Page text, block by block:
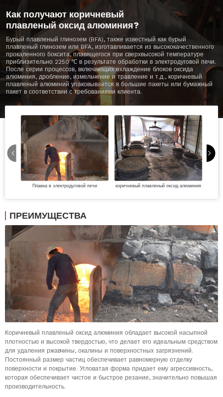
Как получают коричневый
плавленый оксид алюминия?
Бурый плавленый глинозем (BFA), также известный как бурый
плавленый глинозем или BFA, изготавливается из высококачественного
прокаленного боксита, плавящегося при сверхвысокой температуре
приблизительно 2250 ℃ в результате обработки в электродуговой печи.
После серии процессов, включающих охлаждение блоков оксида
алюминия, дробление, измельчение и травление и т.д., коричневый
плавленый алюминий упаковывается в большие пакеты или бумажный
пакет в соответствии с требованиями клиента.
Плавка в электродуговой печи коричневый плавленый оксид алюминия
ПРЕИМУЩЕСТВА
Коричневый плавленый оксид алюминия обладает высокой насыпной
плотностью и высокой твердостью, что делает его идеальным средством
для удаления ржавчины, окалины и поверхностных загрязнений.
Постоянный размер частиц обеспечивает равномерную отделку
поверхности и покрытие. Угловатая форма придает ему агрессивность,
которая обеспечивает чистое и быстрое резание, значительно повышая
производительность.